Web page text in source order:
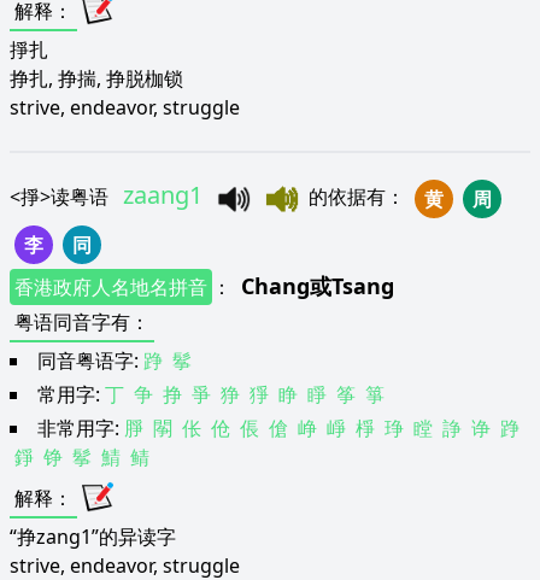
解释 ：
掙扎
挣扎, 挣揣, 挣脱枷锁
strive, endeavor, struggle
<掙>读粤语 zaang1 的依据有 ： 黄
周
李
同
香港政府人名地名拼音 ： Chang或Tsang
粤语同音字有 ：
同音粤语字: 踭 鬇
常用字: 丁 争 挣 爭 狰 猙 睁 睜 筝 箏
非常用字: 㬹 䦛 伥 伧 倀 傖 峥 崢 棦 琤 瞠 諍 诤 踭
錚 铮 鬇 鯖 鲭
解释 ：
“挣zang1”的异读字
strive, endeavor, struggle